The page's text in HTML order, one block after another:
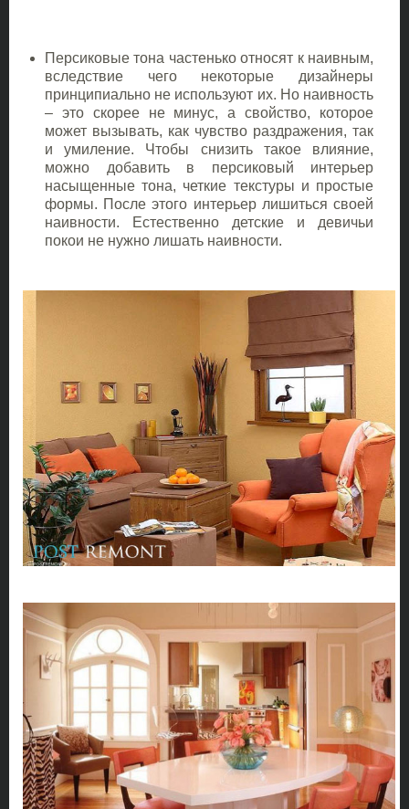
Персиковые тона частенько относят к наивным,
вследствие чего некоторые дизайнеры
принципиально не используют их. Но наивность
– это скорее не минус, а свойство, которое
может вызывать, как чувство раздражения, так
и умиление. Чтобы снизить такое влияние,
можно добавить в персиковый интерьер
насыщенные тона, четкие текстуры и простые
формы. После этого интерьер лишиться своей
наивности. Естественно детские и девичьи
покои не нужно лишать наивности.